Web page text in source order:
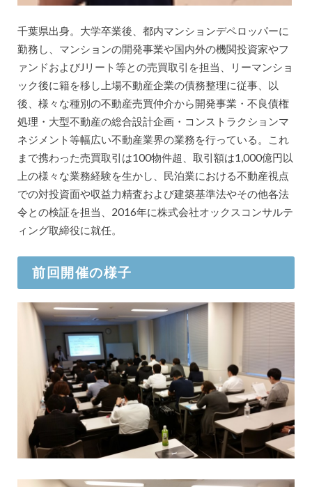
千葉県出身。大学卒業後、都内マンションデペロッパーに
勤務し、マンションの開発事業や国内外の機関投資家やフ
ァンドおよびJリート等との売買取引を担当、リーマンショ
ック後に籍を移し上場不動産企業の債務整理に従事、以
後、様々な種別の不動産売買仲介から開発事業・不良債権
処理・大型不動産の総合設計企画・コンストラクションマ
ネジメント等幅広い不動産業界の業務を行っている。これ
まで携わった売買取引は100物件超、取引額は1,000億円以
上の様々な業務経験を生かし、民泊業における不動産視点
での対投資面や収益力精査および建築基準法やその他各法
令との検証を担当、2016年に株式会社オックスコンサルテ
ィング取締役に就任。
前回開催の様子